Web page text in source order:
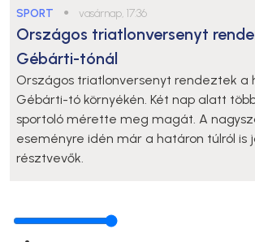
SPORT ● vasárnap, 17:36
Országos triatlonversenyt
Gébárti-tónál
Országos triatlonversenyt rendeztek a
Gébárti-tó környékén. Két nap alatt
sportoló mérette meg magát. A
eseményre idén már a határon túlról is
résztvevők.